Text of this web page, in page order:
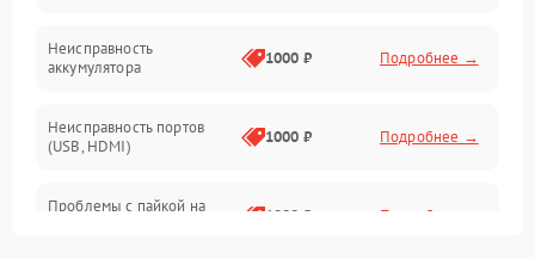
Неисправность
аккумулятора
1000 ₽ Подробнее →
Неисправность портов
(USB, HDMI)
1000 ₽ Подробнее →
Проблемы с пайкой на
1000 ₽ Подробнее →